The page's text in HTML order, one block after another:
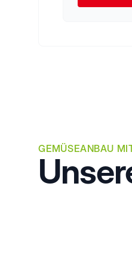
GEMÜSEANBAU